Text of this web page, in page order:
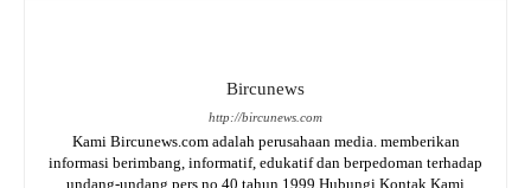
Bircunews
http://bircunews.com
Kami Bircunews.com adalah perusahaan media. memberikan
informasi berimbang, informatif, edukatif dan berpedoman terhadap
undang-undang pers no 40 tahun 1999.Hubungi Kontak Kami